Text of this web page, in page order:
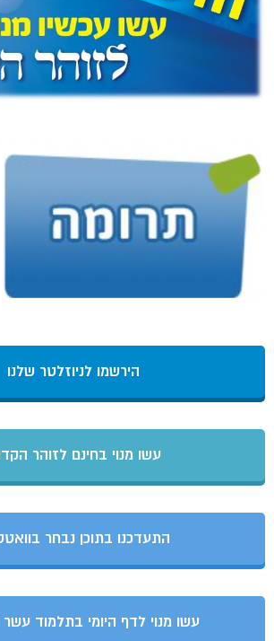
הירשמו לניוזלטר שלנו
עשו מנוי בחינם לזוהר
התעדכנו בתוכן נבחר
עשו מנוי לדף היומי בתלמוד עשר